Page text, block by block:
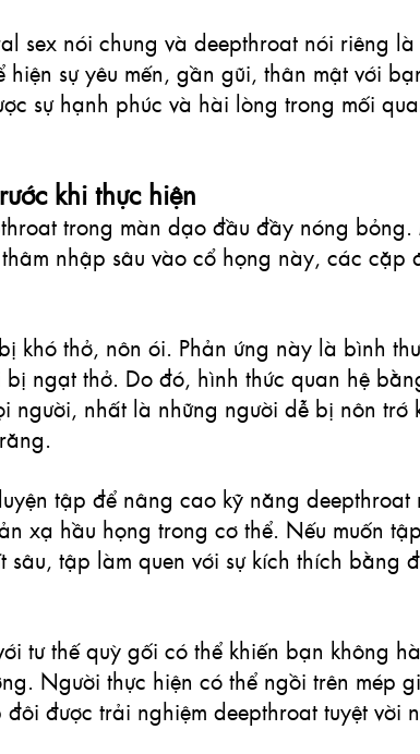
sex nói chung và deepthroat nói riêng là
sự yêu mến, gần gũi, thân mật với
sự hạnh phúc và hài lòng trong mối
khi thực hiện
trong màn dạo đầu đầy nóng
nhập sâu vào cổ họng này, các cặp
khó thở, nôn ói. Phản ứng này là bình
ngạt thở. Do đó, hình thức quan hệ
người, nhất là những người dễ bị nôn trớ
tập để nâng cao kỹ năng deepthroat
xạ hầu họng trong cơ thể. Nếu muốn
sâu, tập làm quen với sự kích thích bằng
tư thế quỳ gối có thể khiến bạn không
Người thực hiện có thể ngồi trên mép
được trải nghiệm deepthroat tuyệt vời